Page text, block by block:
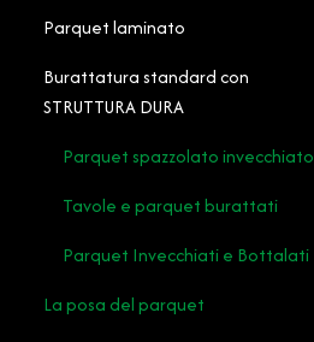
Parquet laminato
Burattatura standard con
STRUTTURA DURA
Parquet spazzolato invecchiato
Tavole e parquet burattati
Parquet Invecchiati e Bottalati
La posa del parquet